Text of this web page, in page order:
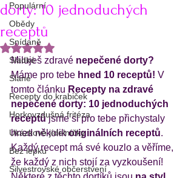
Populární
Obědy
Snídaně
Sladké
Slané
Recepty do krabiček
Horkovzdušná fritéza
Ukázkové jídelníčky
Bez lepku
Silvestrovské občerstvení
dorty: 10 jednoduchých
receptů
Hodnoceno NaN z 5 hvězdiček.
Miluješ zdravé nepečené dorty?
Máme pro tebe hned 10 receptů! V
tomto článku Recepty na zdravé
nepečené dorty: 10 jednoduchých
receptů jsme si pro tebe přichystaly
hned několik originálních receptů.
Každý recept má své kouzlo a věříme,
že každý z nich stojí za vyzkoušení!